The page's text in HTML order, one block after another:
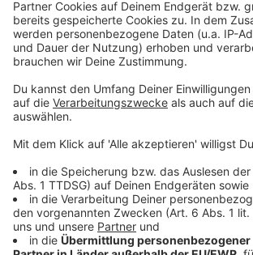
Die Roulade mit Salz und Pfeffer
heißem Öl von allen Seiten
70° Grad bis zu einer
Grad garen. Den Bindfaden
Roulade in Scheiben schneiden.
Die Schalotten schälen und in
schneiden
Zusammen mit den
anschwitzen und mit dem
Weißwein ablöschen.